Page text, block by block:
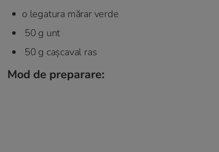
o legatura mărar verde
50 g unt
50 g cașcaval ras
Mod de preparare: